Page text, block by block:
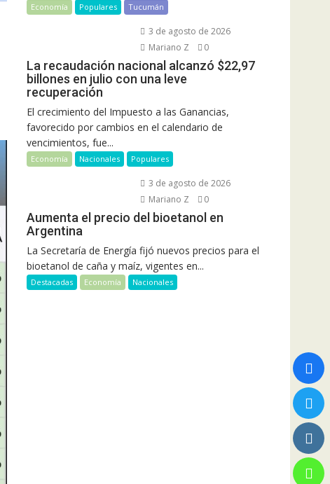
Economía Populares Tucumán
3 de agosto de 2026
Mariano Z
0
La recaudación nacional alcanzó $22,97
billones en julio con una leve
recuperación
El crecimiento del Impuesto a las Ganancias,
favorecido por cambios en el calendario de
vencimientos, fue...
Economía Nacionales Populares
3 de agosto de 2026
Mariano Z
0
Aumenta el precio del bioetanol en
Argentina
La Secretaría de Energía fijó nuevos precios para el
bioetanol de caña y maíz, vigentes en...
Destacadas Economía Nacionales